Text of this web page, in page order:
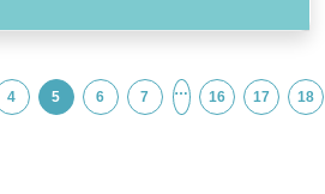
4 5 6 7 … 16 17 18